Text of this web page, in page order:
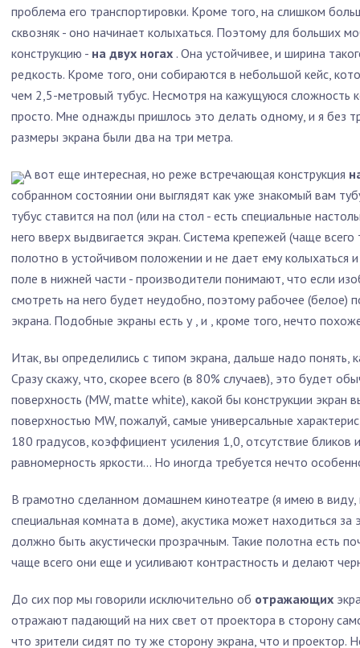
проблема его транспортировки. Кроме того, на слишком
сквозняк - оно начинает колыхаться. Поэтому для больших
конструкцию - на двух ногах . Она устойчивее, и ширина
редкость. Кроме того, они собираются в небольшой кейс,
чем 2,5-метровый тубус. Несмотря на кажущуюся сложность
просто. Мне однажды пришлось это делать одному, и я без
размеры экрана были два на три метра.
А вот еще интересная, но реже встречающая конструкция
собранном состоянии они выглядят как уже знакомый вам
тубус ставится на пол (или на стол - есть специальные
него вверх выдвигается экран. Система крепежей (чаще
полотно в устойчивом положении и не дает ему колыхаться
поле в нижней части - производители понимают, что если
смотреть на него будет неудобно, поэтому рабочее (белое)
экрана. Подобные экраны есть у , и , кроме того, нечто
Итак, вы определились с типом экрана, дальше надо понять,
Сразу скажу, что, скорее всего (в 80% случаев), это будет
поверхность (MW, matte white), какой бы конструкции экран
поверхностью MW, пожалуй, самые универсальные
180 градусов, коэффициент усиления 1,0, отсутствие бликов
равномерность яркости... Но иногда требуется нечто
В грамотно сделанном домашнем кинотеатре (я имею в
специальная комната в доме), акустика может находиться за
должно быть акустически прозрачным. Такие полотна есть
чаще всего они еще и усиливают контрастность и делают
До сих пор мы говорили исключительно об отражающих
отражают падающий на них свет от проектора в сторону
что зрители сидят по ту же сторону экрана, что и проектор.